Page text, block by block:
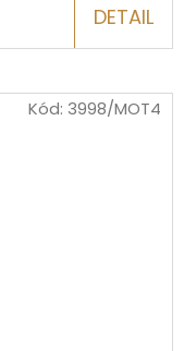
DETAIL
Kód: 3998/MOT4